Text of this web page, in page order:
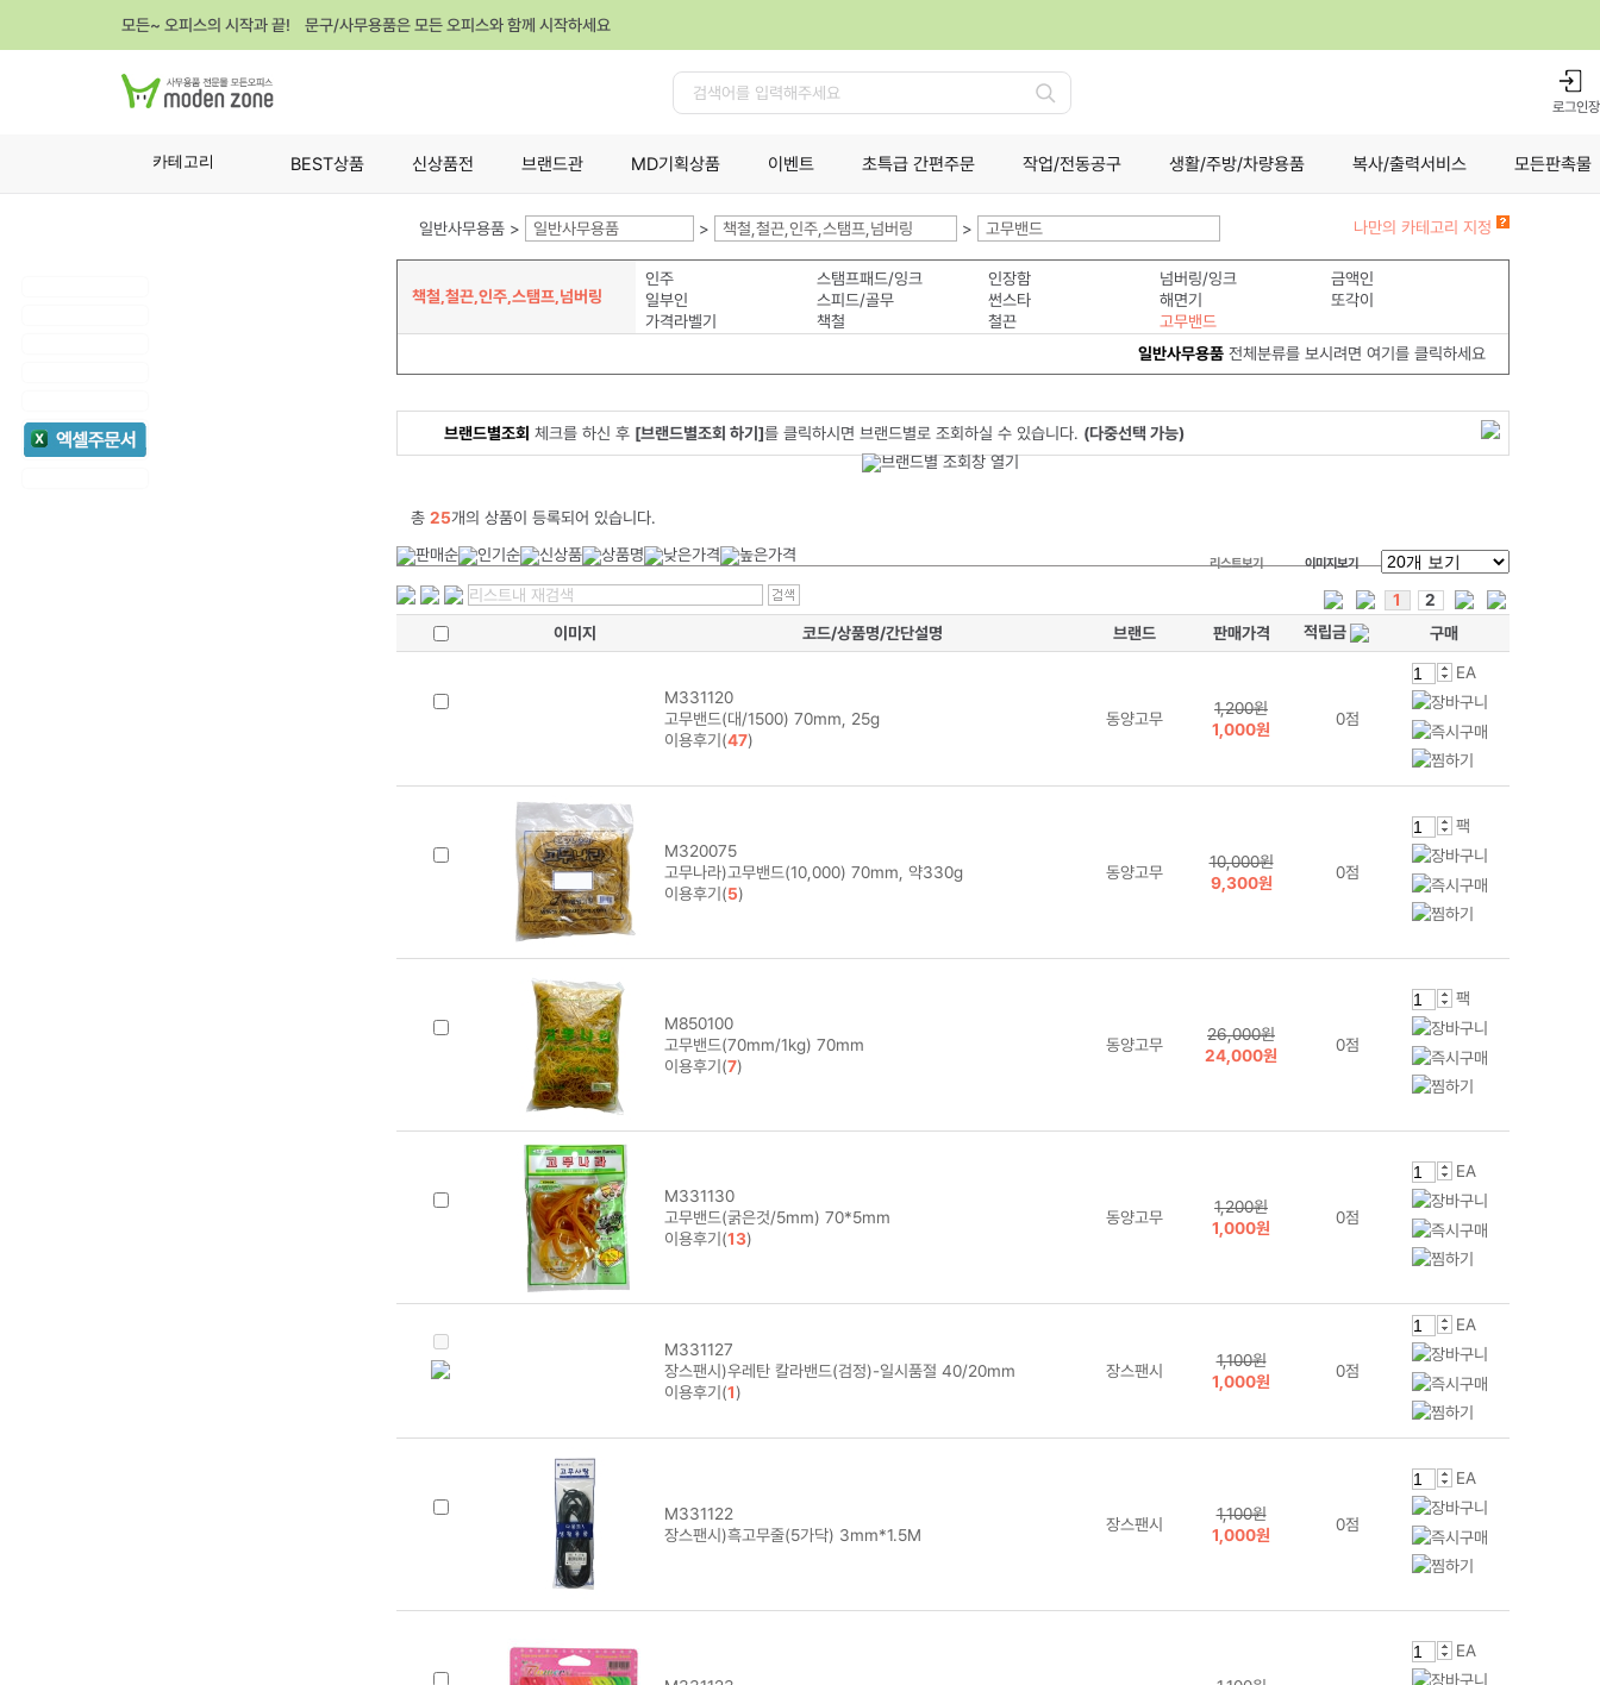
모든~ 오피스의 시작과 끝! 문구/사무용품은 모든 오피스와 함께 시작하세요
검
로그인
카테고리 BEST상품 신상품전 브랜드관 MD기획상품 이벤트 초특급 간편주문 작업/전동공구 생활/주방/차량용품 복사/출력서비스 모든판촉물
일반사무용품 > 일반사무용품 > 책철,철끈,인주,스탬프,넘버링 > 고무밴드 나만의 카테고리 지정
책철,철끈,인주,스탬프,넘버링
인주 스탬프패드/잉크 인장함 넘버링/잉크
금액인
일부인
스피드/골무 썬스타 해면기
또각이
가격라벨기
책철 철끈
고무밴드
일반사무용품전체분류를 보시려면 여기를 클릭하세요
브랜드별조회 체크를 하신 후 [브랜드별조회 하기]를 클릭하시면 브랜드별로 조회하실 수 있습니다. (다중선택 가능)
총 25개의 상품이 등록되어 있습니다.
리스트보기 이미지보기
1
2
이미지
코드/상품명/간단설명 브랜드 판매가격 적립금 구매
M331120
고무밴드(대/1500) 70mm, 25g
이용후기(47)
동양고무
1,200원
1,000원
0점
EA
M320075
고무나라)고무밴드(10,000) 70mm, 약330g
이용후기(5)
동양고무
10,000원
9,300원
0점
팩
M850100
고무밴드(70mm/1kg) 70mm
이용후기(7)
동양고무
26,000원
24,000원
0점
팩
M331130
고무밴드(굵은것/5mm) 70*5mm
이용후기(13)
동양고무
1,200원
1,000원
0점
EA
M331127
장스팬시)우레탄 칼라밴드(검정)-일시품절 40/20mm
이용후기(1)
장스팬시
1,100원
1,000원
0점
EA
M331122
장스팬시)흑고무줄(5가닥) 3mm*1.5M
장스팬시
1,100원
1,000원
0점
EA
EA